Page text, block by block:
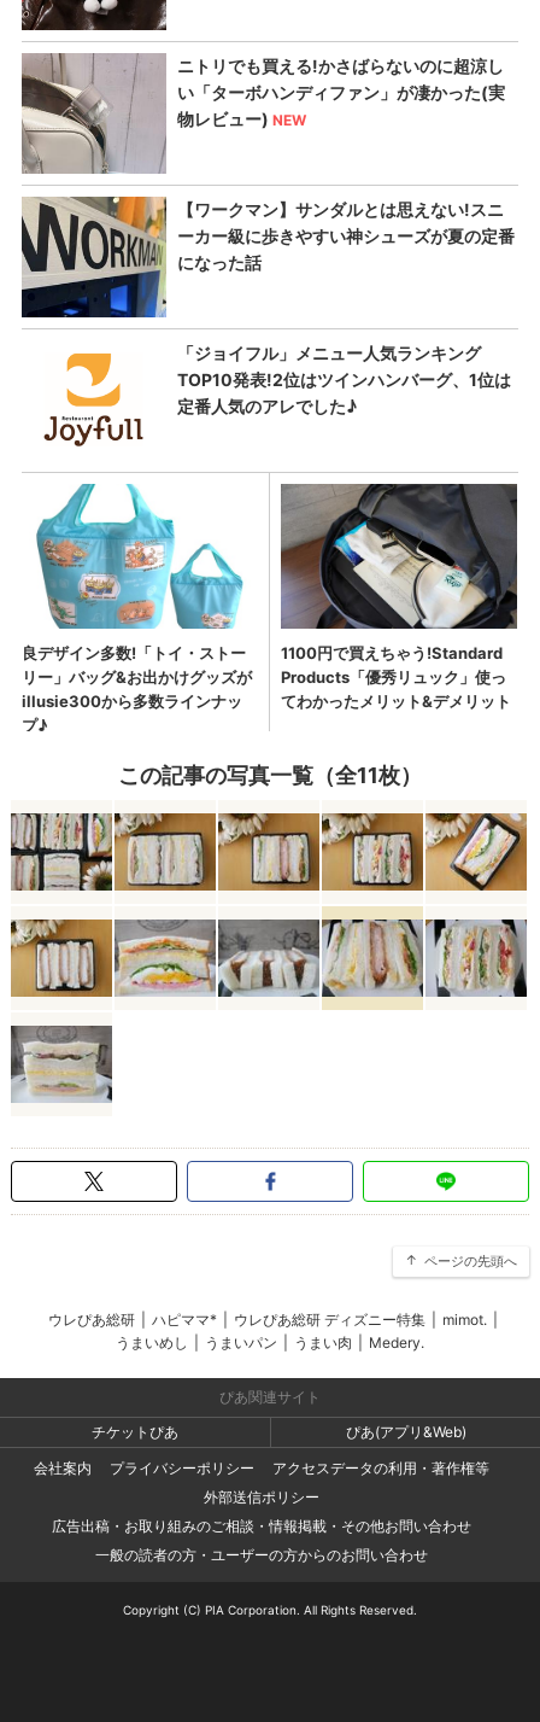
この記事の写真一覧（全11枚）
ページの先頭へ
ウレぴあ総研 ハピママ* ウレぴあ総研 ディズニー特集 mimot.
うまいめし
うまいパン うまい肉 Medery.
ぴあ関連サイト
チケットぴあ
ぴあ(アプリ&Web)
会社案内
プライバシーポリシー
アクセスデータの利用・著作権等
外部送信ポリシー
広告出稿・お取り組みのご相談・情報掲載・その他お問い合わせ
一般の読者の方・ユーザーの方からのお問い合わせ
Copyright (C) PIA Corporation. All Rights Reserved.